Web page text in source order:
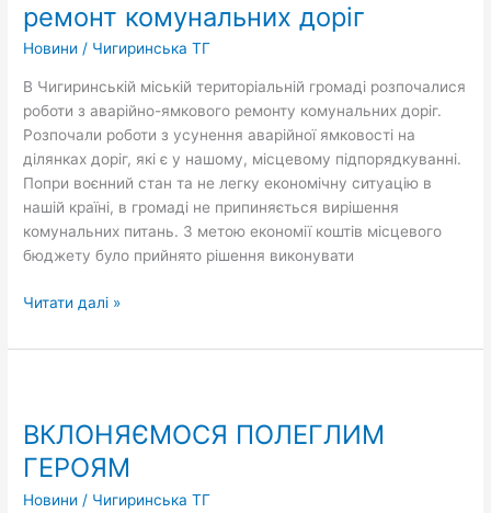
ремонт комунальних доріг
Новини / Чигиринська ТГ
В Чигиринській міській територіальній громаді розпочалися
роботи з аварійно-ямкового ремонту комунальних доріг.
Розпочали роботи з усунення аварійної ямковості на
ділянках доріг, які є у нашому, місцевому підпорядкуванні.
Попри воєнний стан та не легку економічну ситуацію в
нашій країні, в громаді не припиняється вирішення
комунальних питань. З метою економії коштів місцевого
бюджету було прийнято рішення виконувати
комунальних
доріг
Читати далі »
ВКЛОНЯЄМОСЯ ПОЛЕГЛИМ
ГЕРОЯМ
Новини / Чигиринська ТГ
ГЕРОЯМ